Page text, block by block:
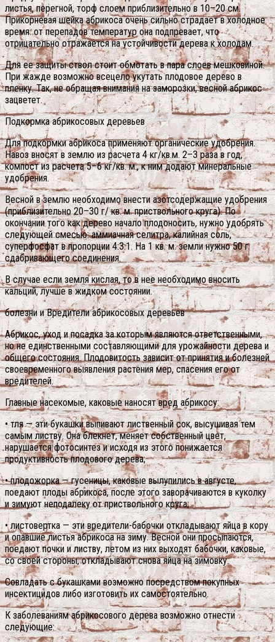
листья, перегной, торф слоем приблизительно в 10–20 см.
Прикорневая шейка абрикоса очень сильно страдает в холодное
время: от перепадов температур она подпревает, что
отрицательно отражается на устойчивости дерева к холодам.
Для ее защиты ствол стоит обмотать в пара слоев мешковиной.
При жажде возможно всецело укутать плодовое дерево в
пленку. Так, не обращая внимания на заморозки, весной абрикос
зацветет.
Подкормка абрикосовых деревьев
Для подкормки абрикоса применяют органические удобрения.
Навоз вносят в землю из расчета 4 кг/кв.м. 2–3 раза в год,
компост из расчета 5–6 кг/кв. м., к ним додают минеральные
удобрения.
Весной в землю необходимо внести азотсодержащие удобрения
(приблизительно 20–30 г/ кв. м. приствольного круга). По
окончании того как дерево начало плодоносить, нужно удобрять
следующей смесью: аммиачная селитра, калийная соль,
суперфосфат в пропорции 4:3:1. На 1 кв. м. земли нужно 50 г
сдабривающего соединения.
В случае если земля кислая, то в нее необходимо вносить
кальций, лучше в жидком состоянии.
болезни и Вредители абрикосовых деревьев
Абрикос, уход и посадка за которым являются ответственными,
но не единственными составляющими для урожайности дерева и
общего состояния. Плодовитость зависит от принятия и болезней
своевременного выявления растения мер, спасения его от
вредителей.
Главные насекомые, каковые наносят вред абрикосу:
• тля — эти букашки выпивают лиственный сок, высушивая тем
самым листву. Она блекнет, меняет собственный цвет,
нарушается фотосинтез и исходя из этого понижается
продуктивность плодового дерева;
• плодожорка — гусеницы, каковые вылупились в августе,
поедают плоды абрикоса, после этого заворачиваются в куколку
и зимуют неподалеку от приствольного круга;
• листовертка — эти вредители-бабочки откладывают яйца в кору
и опавшие листья абрикоса на зиму. Весной они просыпаются,
поедают почки и листву, летом из них выходят бабочки, каковые,
со своей стороны, откладывают снова яйца на зимовку.
Совладать с букашками возможно посредством покупных
инсектицидов либо изготовить их самостоятельно.
К заболеваниям абрикосового дерева возможно отнести
следующие: